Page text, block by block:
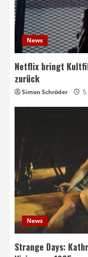
News
Netflix bringt
zurück
Simon Schröder
News
Strange Days: